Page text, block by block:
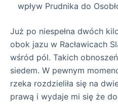
wpływ Prudnika do
Już po niespełna dwóch
obok jazu w Racławicach
wśród pól. Takich
siedem. W pewnym
rzeka rozdzieliła się na
prawą i wydaje mi się że